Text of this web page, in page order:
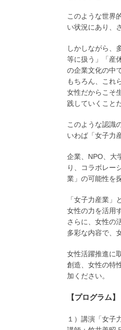
このような世界
い状況にあり、
しかしながら、
等に扱う」「産
の企業文化の中
もちろん、これ
女性だからこそ
践していくこと
このような認識
いわば「女子力
企業、NPO、大
り、コラボレー
業」の可能性を
「女子力産業
女性の力を活用
さらに、女性の
多彩な内容で、
女性活躍推進に
創造、女性の特
加ください。
【プログラム】
１）講演「女子